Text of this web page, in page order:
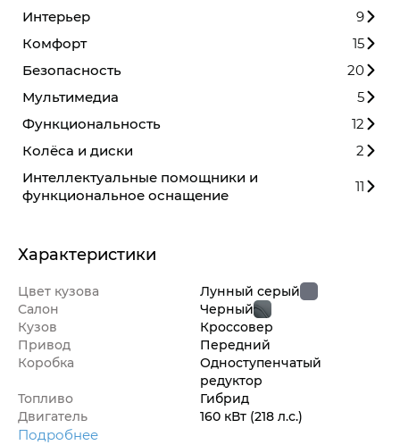
Интерьер
9
Комфорт
15
Безопасность
20
Мультимедиа
5
Функциональность
12
Колёса и диски
2
Интеллектуальные помощники и
функциональное оснащение
11
Характеристики
Цвет кузова
Лунный серый
Салон
Черный
Кузов
Кроссовер
Привод
Передний
Коробка
Одноступенчатый
редуктор
Топливо
Гибрид
Двигатель
160 кВт (218 л.с.)
Подробнее